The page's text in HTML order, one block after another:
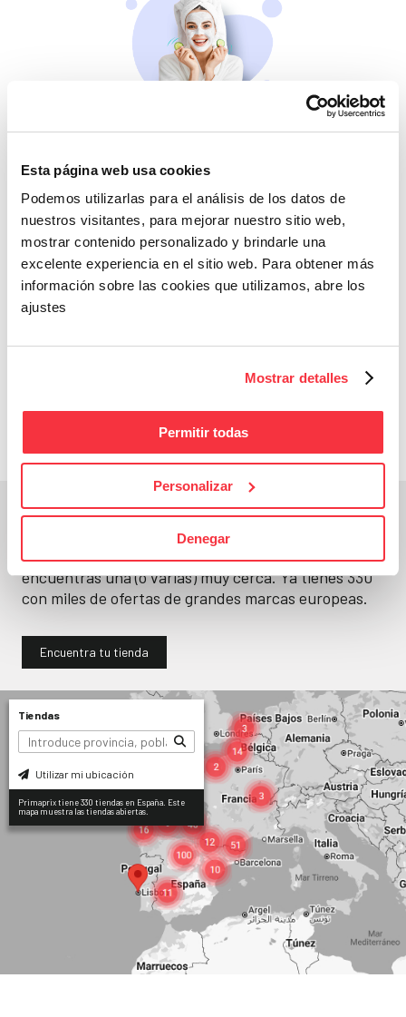
Esta página web usa cookies
Podemos utilizarlas para el análisis de los datos de
nuestros visitantes, para mejorar nuestro sitio web,
mostrar contenido personalizado y brindarle una
excelente experiencia en el sitio web. Para obtener más
información sobre las cookies que utilizamos, abre los
ajustes
Mostrar detalles
Permitir todas
Personalizar
Denegar
Belleza
Si no te mimas tú…
Adelántate a todos y
En un segundo, la encuentras.
No paramos de abrirtiendas. Seguro que
encuentras una (o varias) muy cerca. Ya tienes330
con miles de ofertas de grandes marcas europeas.
Encuentra tu tienda
Tiendas
Utilizar mi ubicación
Primaprix tiene 330 tiendas en España. Este
mapa muestra las tiendas abiertas.